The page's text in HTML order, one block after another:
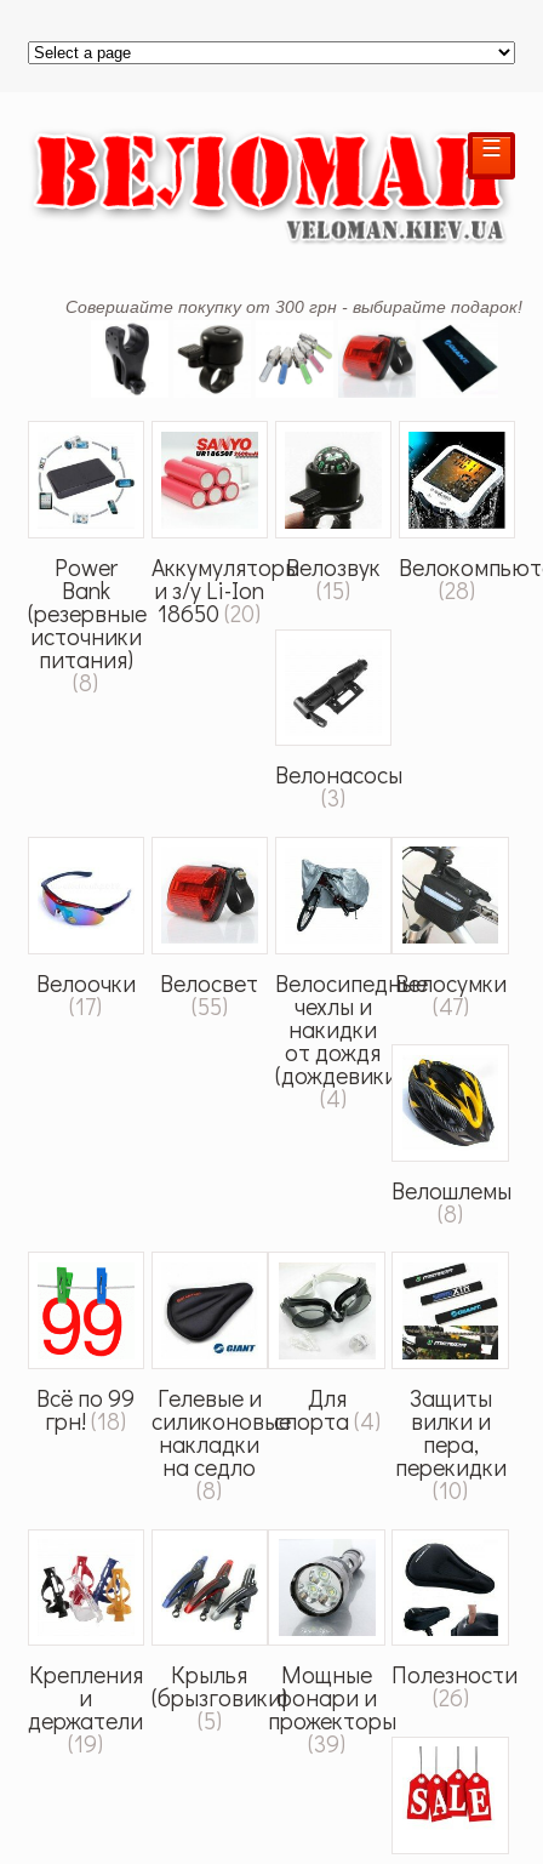
Совершайте покупку от 300 грн - выбирайте подарок!
☰
Power
Bank
(резервные
источники
питания)
(8)
Аккумуляторы
и з/у Li-Ion
18650 (20)
Велозвук
(15) (28)
Велонасосы
(3)
Велоочки
(17)
Велосвет
(55)
Велосипедные
чехлы и
накидки
от дождя
(дождевики)
(4)
Велосумки
(47)
Велошлемы
(8)
Всё по 99
грн! (18)
Гелевые и
силиконовые
накладки
на седло
(8)
Для
спорта (4)
Защиты
вилки и
пера,
перекидки
(10)
Крепления
и
держатели
(19)
Крылья
(брызговики)
(5)
Мощные
фонари и
прожекторы
(39)
Полезности
(26)